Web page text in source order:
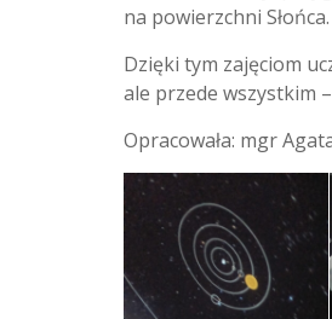
na powierzchni Słońca.
Dzięki tym zajęciom
ale przede wszystkim
Opracowała: mgr